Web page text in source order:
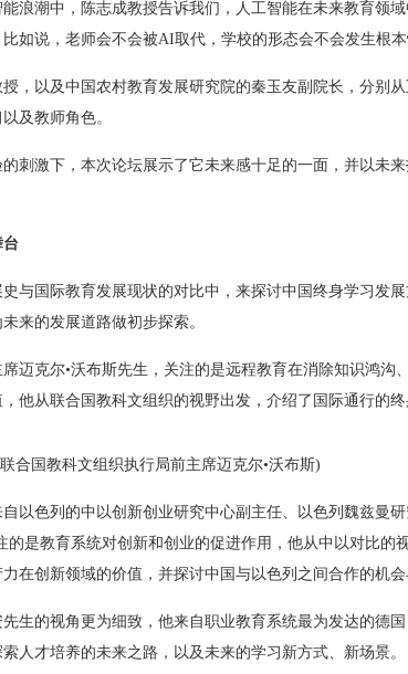
浪潮中，陈志成教授告诉我们，人工智能在未来教育领
如说，老师会不会被AI取代，学校的形态会不会发生根本
，以及中国农村教育发展研究院的秦玉友副院长，分别从
及教师角色。
刺激下，本次论坛展示了它未来感十足的一面，并以未
与国际教育发展现状的对比中，来探讨中国终身学习发
来的发展道路做初步探索。
迈克尔•沃布斯先生，关注的是远程教育在消除知识鸿沟
他从联合国教科文组织的视野出发，介绍了国际通行的终
合国教科文组织执行局前主席迈克尔•沃布斯)
以色列的中以创新创业研究中心副主任、以色列魏兹曼
的是教育系统对创新和创业的促进作用，他从中以对比的
在创新领域的价值，并探讨中国与以色列之间合作的机会
生的视角更为细致，他来自职业教育系统最为发达的德
人才培养的未来之路，以及未来的学习新方式、新场景。